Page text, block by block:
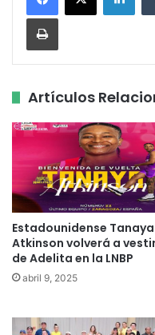
Print
Artículos
Estadounidense Tanaya
Atkinson volverá a
de Adelita en la LNBP
abril 9, 2025